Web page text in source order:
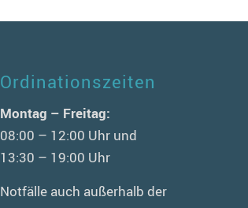
Ordinationszeiten
Montag – Freitag:
08:00 – 12:00 Uhr und
13:30 – 19:00 Uhr
Notfälle auch außerhalb der